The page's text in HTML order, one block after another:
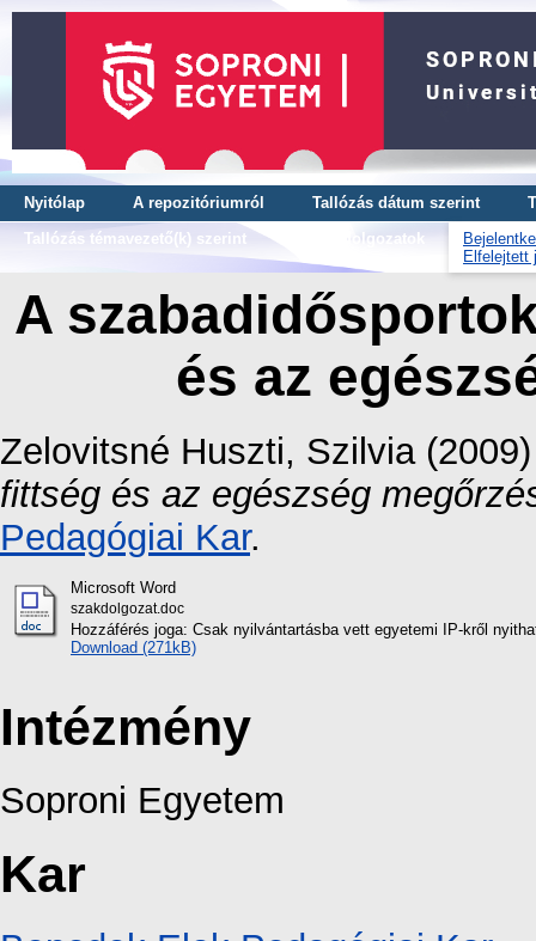
Nyitólap A repozitóriumról Tallózás dátum szerint
Tallózás témavezető(k) szerint
OTDK dolgozatok
Elfelejtett
A
és az
Zelovitsné Huszti, Szilvia
fittség és az egészség
Pedagógiai Kar.
Microsoft Word
szakdolgozat.doc
Hozzáférés joga: Csak nyilvántartásba vett egyetemi IP-kről
Download (271kB)
Intézmény
Soproni Egyetem
Kar